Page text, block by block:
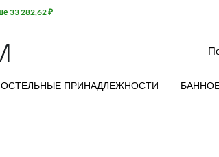
ПРИНАДЛЕЖНОСТИ
33 282,62 ₽